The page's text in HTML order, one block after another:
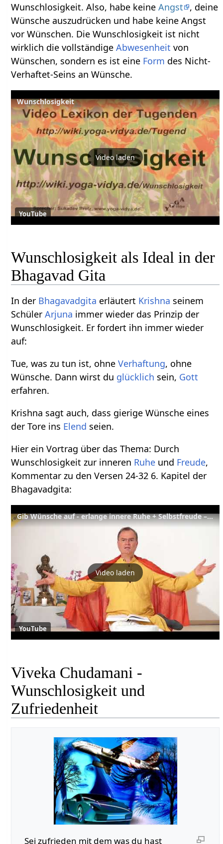
Wunschlosigkeit. Also, habe keineAngst
, deine
Wünsche auszudrücken und habe keine Angst
vor Wünschen. Die Wunschlosigkeit ist nicht
wirklich die vollständigeAbwesenheit von
Wünschen, sondern es ist eine Form des Nicht-
Verhaftet-Seins an Wünsche.
Wunschlosigkeit
Video laden
YouTube
Wunschlosigkeit als Ideal in der
Bhagavad Gita
In der Bhagavadgita erläutert Krishna seinem
SchülerArjuna immer wieder das Prinzip der
Wunschlosigkeit. Er fordert ihn immer wieder
auf:
Tue, was zu tun ist, ohneVerhaftung, ohne
Wünsche. Dann wirst du glücklich sein, Gott
erfahren.
Krishna sagt auch, dass gierige Wünsche eines
der Tore ins Elend seien.
Hier ein Vortrag über das Thema: Durch
Wunschlosigkeit zur inneren Ruhe und Freude,
Kommentar zu den Versen 24-32 6. Kapitel der
Bhagavadgita:
Gib Wünsche auf - erlange innere Ruhe + Selbstfreude – Bhagavad Gita VI, ab Verse 24-32 – YVS243
Video laden
YouTube
Viveka Chudamani -
Wunschlosigkeit und
Zufriedenheit
Sei zufrieden mit dem was du hast